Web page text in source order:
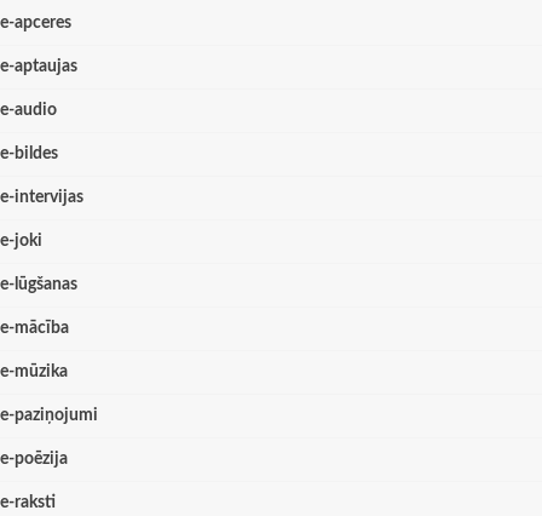
e-apceres
e-aptaujas
e-audio
e-bildes
e-intervijas
e-joki
e-lūgšanas
e-mācība
e-mūzika
e-paziņojumi
e-poēzija
e-raksti